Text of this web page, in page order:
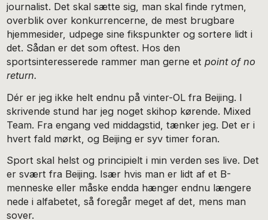
journalist. Det skal sætte sig, man skal finde rytmen,
overblik over konkurrencerne, de mest brugbare
hjemmesider, udpege sine fikspunkter og sortere lidt i
det. Sådan er det som oftest. Hos den
sportsinteresserede rammer man gerne etpoint of no
return.
Dér er jeg ikke helt endnu på vinter-OL fra Beijing. I
skrivende stund har jeg noget skihop kørende. Mixed
Team. Fra engang ved middagstid, tænker jeg. Det er i
hvert fald mørkt, og Beijing er syv timer foran.
Sport skal helst og principielt i min verden ses live. Det
er svært fra Beijing. Især hvis man er lidt af et B-
menneske eller måske endda hænger endnu længere
nede i alfabetet, så foregår meget af det, mens man
sover.